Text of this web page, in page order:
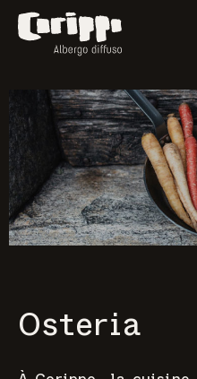
Osteria